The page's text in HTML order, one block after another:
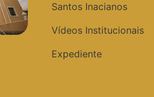
Santos Inacianos
Vídeos Institucionais
Expediente